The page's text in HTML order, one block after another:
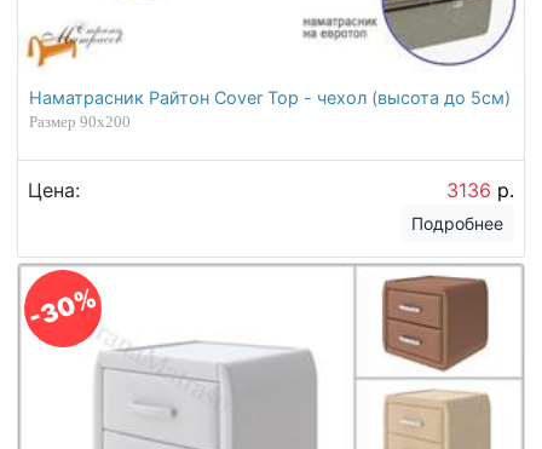
Наматрасник Райтон Cover Top - чехол (высота до 5см)
Размер 90х200
Цена: 3136 р.
Подробнее
-30%